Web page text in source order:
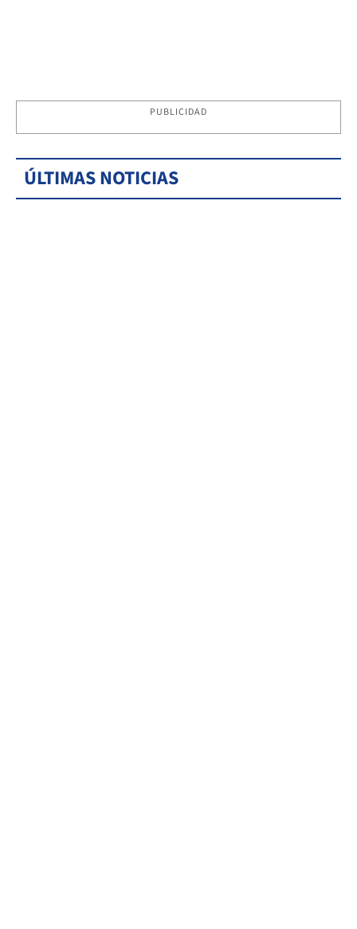
PUBLICIDAD
ÚLTIMAS NOTICIAS